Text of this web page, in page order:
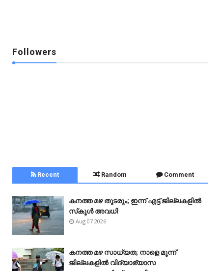
Followers
Recent Random Comment
കനത്ത മഴ തുടരും; ഇന്ന് എട്ട് ജില്ലകളിൽ
സ്‌കൂൾ അവധി
Aug 07 2026
കനത്ത മഴ സാധ്യത; നാളെ മൂന്ന്
ജില്ലകളിൽ വിദ്യാഭ്യാസ